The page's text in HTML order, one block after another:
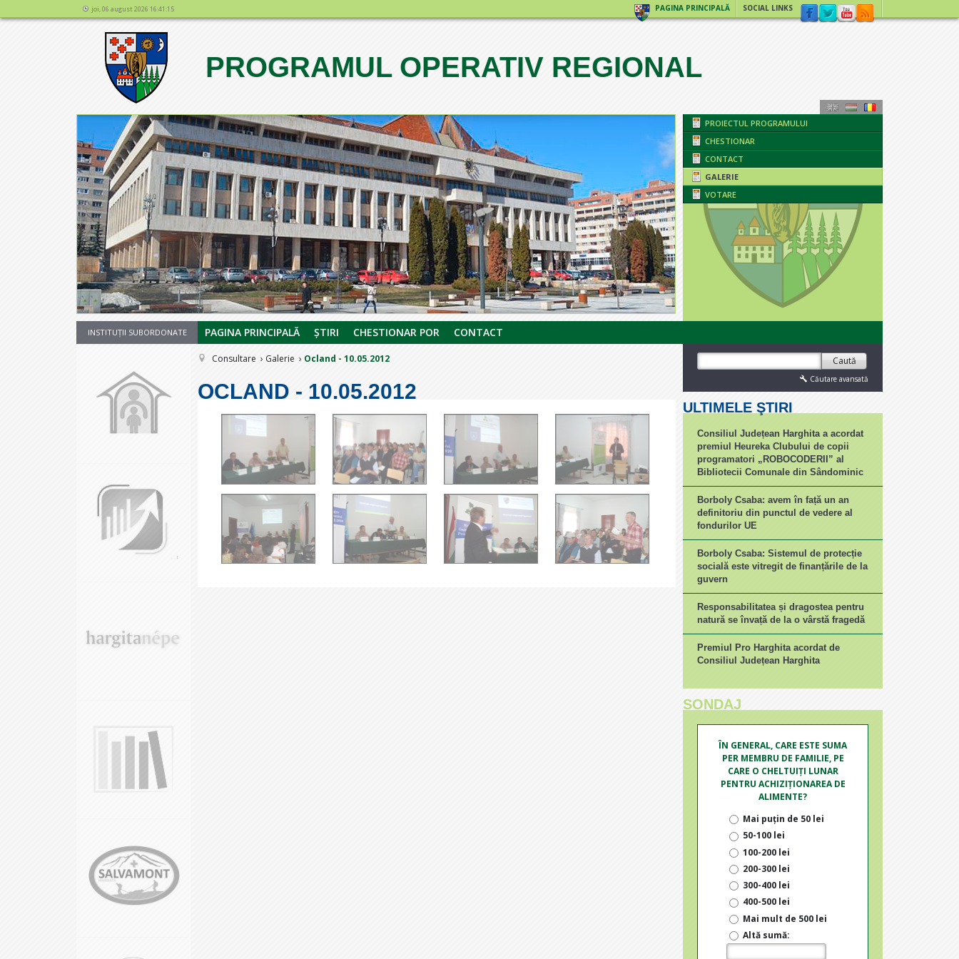
joi, 06 august 2026 16:41:15 PAGINA PRINCIPALĂ SOCIAL LINKS
PROGRAMUL OPERATIV REGIONAL
1234567
PROIECTUL PROGRAMULUI
CHESTIONAR
CONTACT
GALERIE
VOTARE
INSTITUȚII SUBORDONATE PAGINA PRINCIPALĂ ȘTIRI CHESTIONAR POR CONTACT
Consultare Galerie Ocland - 10.05.2012
OCLAND - 10.05.2012
Caută
Căutare avansată
ULTIMELE ŞTIRI
Consiliul Județean Harghita a acordat
premiul Heureka Clubului de copii
programatori „ROBOCODERII” al
Bibliotecii Comunale din Sândominic
Borboly Csaba: avem în față un an
definitoriu din punctul de vedere al
fondurilor UE
Borboly Csaba: Sistemul de protecție
socială este vitregit de finanțările de la
guvern
Responsabilitatea și dragostea pentru
natură se învață de la o vârstă fragedă
Premiul Pro Harghita acordat de
Consiliul Județean Harghita
SONDAJ
ÎN GENERAL, CARE ESTE SUMA
PER MEMBRU DE FAMILIE, PE
CARE O CHELTUIȚI LUNAR
PENTRU ACHIZIȚIONAREA DE
ALIMENTE?
Mai puțin de 50 lei
50-100 lei
100-200 lei
200-300 lei
300-400 lei
400-500 lei
Mai mult de 500 lei
Altă sumă: